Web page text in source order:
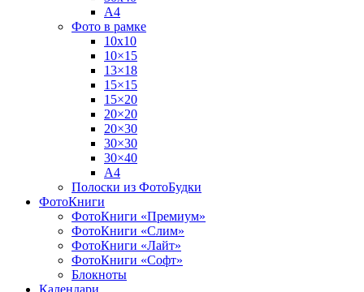
А4
Фото в рамке
10х10
10×15
13×18
15×15
15×20
20×20
20×30
30×30
30×40
A4
Полоски из ФотоБудки
ФотоКниги
ФотоКниги «Премиум»
ФотоКниги «Слим»
ФотоКниги «Лайт»
ФотоКниги «Софт»
Блокноты
Календари